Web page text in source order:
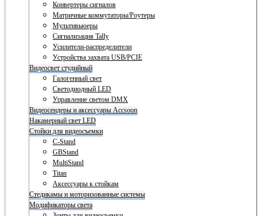
Конвертеры сигналов
Матричные коммутаторы/Роутеры
Мультивьюеры
Сигнализация Tally
Усилители-распределители
Устройства захвата USB/PCIE
Видеосвет студийный
Галогенный свет
Светодиодный LED
Управление светом DMX
Видеосендеры и аксессуары Accsoon
Накамерный свет LED
Стойки для видеосъемки
C-Stand
GBStand
MultiStand
Titan
Аксессуары к стойкам
Стедикамы и моторизованные системы
Модификаторы света